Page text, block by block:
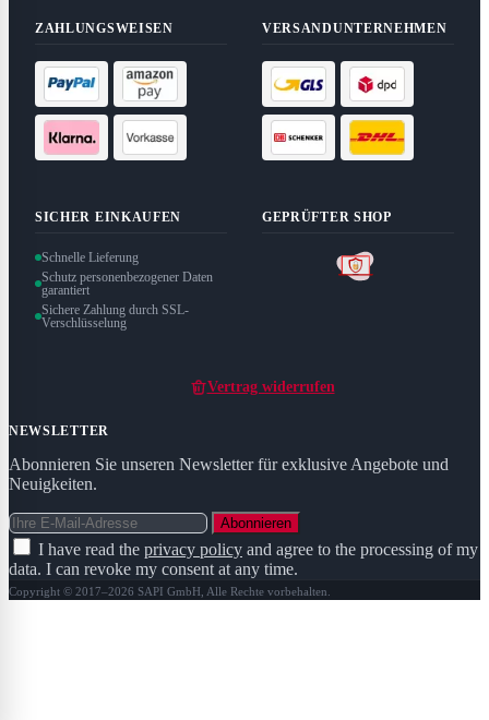
ZAHLUNGSWEISEN VERSANDUNTERNEHMEN
SICHER EINKAUFEN
Schnelle Lieferung
Schutz personenbezogener Daten
garantiert
Sichere Zahlung durch SSL-
Verschlüsselung
GEPRÜFTER SHOP
Vertrag widerrufen
NEWSLETTER
Abonnieren Sie unseren Newsletter für exklusive Angebote und
Neuigkeiten.
Abonnieren
I have read the privacy policy and agree to the processing of my
data. I can revoke my consent at any time.
Copyright © 2017–2026 SAPI GmbH, Alle Rechte vorbehalten.